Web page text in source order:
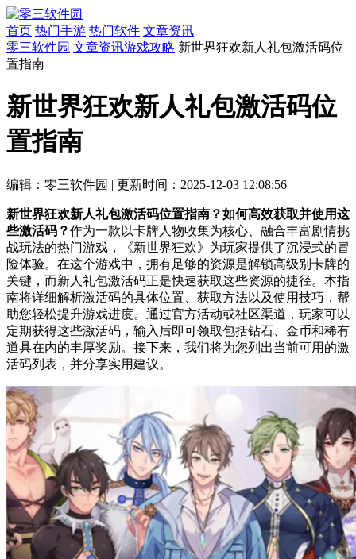
首页 热门手游 热门软件 文章资讯
零三软件园 文章资讯游戏攻略 新世界狂欢新人礼包激活码位
置指南
新世界狂欢新人礼包激活码位
置指南
编辑：零三软件园 | 更新时间：2025-12-03 12:08:56
新世界狂欢新人礼包激活码位置指南？如何高效获取并使用这
些激活码？作为一款以卡牌人物收集为核心、融合丰富剧情挑
战玩法的热门游戏，《新世界狂欢》为玩家提供了沉浸式的冒
险体验。在这个游戏中，拥有足够的资源是解锁高级别卡牌的
关键，而新人礼包激活码正是快速获取这些资源的捷径。本指
南将详细解析激活码的具体位置、获取方法以及使用技巧，帮
助您轻松提升游戏进度。通过官方活动或社区渠道，玩家可以
定期获得这些激活码，输入后即可领取包括钻石、金币和稀有
道具在内的丰厚奖励。接下来，我们将为您列出当前可用的激
活码列表，并分享实用建议。